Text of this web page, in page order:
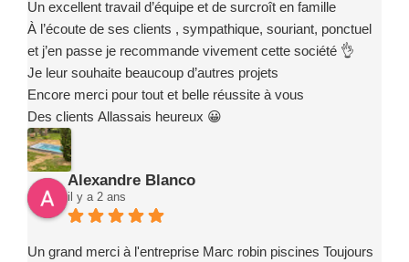
Un excellent travail d’équipe et de surcroît en famille
À l’écoute de ses clients , sympathique, souriant, ponctuel
et j’en passe je recommande vivement cette société 👌
Je leur souhaite beaucoup d’autres projets
Encore merci pour tout et belle réussite à vous
Des clients Allassais heureux 😀
Alexandre Blanco
il y a 2 ans
Un grand merci à l'entreprise Marc robin piscines Toujours